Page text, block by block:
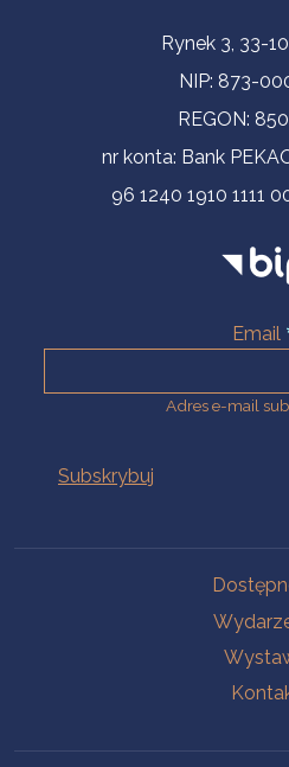
Informacje kontaktowe
Rynek 3, 33-
NIP: 873-
REGON:
nr konta: Bank
96 1240 1910 1111
Email
Adres e-mail